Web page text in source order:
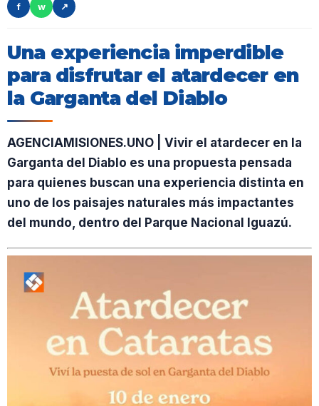
f
w ↗
Una experiencia imperdible
para disfrutar el atardecer en
la Garganta del Diablo
AGENCIAMISIONES.UNO | Vivir el atardecer en la
Garganta del Diablo es una propuesta pensada
para quienes buscan una experiencia distinta en
uno de los paisajes naturales más impactantes
del mundo, dentro del Parque Nacional Iguazú.